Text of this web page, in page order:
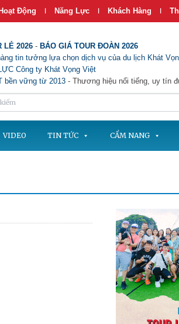
Hoạt Động | Năng Lực | Khách Hàng |
LẺ 2026 - BÁO GIÁ TOUR ĐOÀN 2026
tin tưởng lựa chọn dịch vụ của du lịch Khát
Công ty Khát Vọng Việt
bền vững từ 2013 - Thương hiệu nổi tiếng, uy tín
VIDEO TIN TỨC CẨM NANG